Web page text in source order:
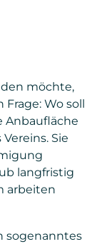
möchte,
Wo soll
Anbaufläche
Sie
langfristig
arbeiten
sogenanntes